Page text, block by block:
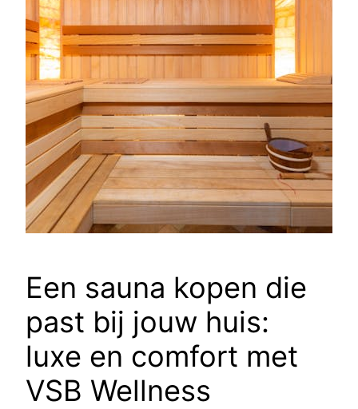
Een sauna kopen die
past bij jouw huis:
luxe en comfort met
VSB Wellness